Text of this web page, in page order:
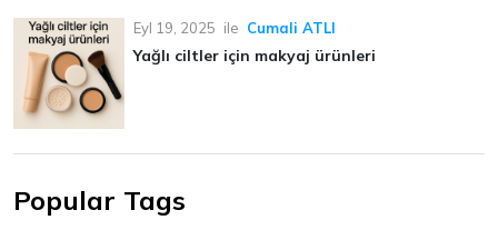
Eyl 19, 2025 ile Cumali ATLI
Yağlı ciltler için makyaj ürünleri
Popular Tags